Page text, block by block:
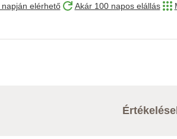
napján elérhető Akár 100 napos elállás